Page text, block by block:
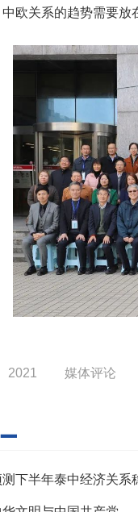
欧关系的趋势需要
2021 媒体评论
下半年泰中经济关系